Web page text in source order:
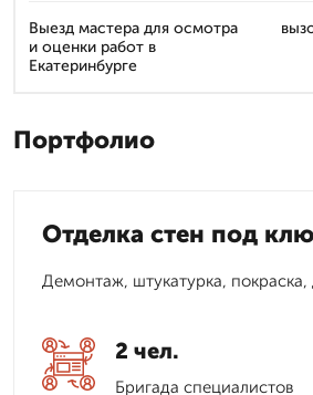
Выезд мастера для осмотра
и оценки работ в
Екатеринбурге
Портфолио
Отделка стен под
Демонтаж, штукатурка, покраска,
2 чел.
Бригада специалистов